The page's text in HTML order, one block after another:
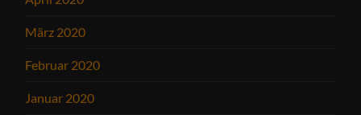
März 2020
Februar 2020
Januar 2020